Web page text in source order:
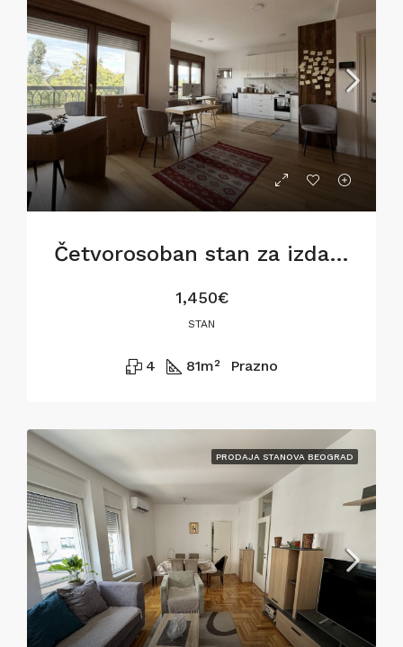
Četvorosoban stan za izdavanje na Dorćolu, 81m2
1,450€
STAN
4 81m² Prazno
PRODAJA STANOVA BEOGRAD